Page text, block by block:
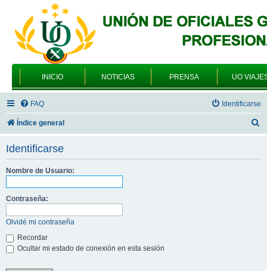
INICIO NOTICIAS PRENSA UO
FAQ Identificarse
Índice general
Identificarse
Nombre de Usuario:
Contraseña:
Olvidé mi contraseña
Recordar
Ocultar mi estado de conexión en esta sesión